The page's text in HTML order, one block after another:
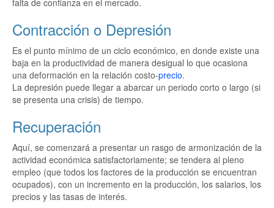
falta de confianza en el mercado.
Contracción o Depresión
Es el punto mínimo de un ciclo económico, en donde existe una
baja en la productividad de manera desigual lo que ocasiona
una deformación en la relación costo-precio.
La depresión puede llegar a abarcar un periodo corto o largo (si
se presenta una crisis) de tiempo.
Recuperación
Aquí, se comenzará a presentar un rasgo de armonización de la
actividad económica satisfactoriamente; se tendera al pleno
empleo (que todos los factores de la producción se encuentran
ocupados), con un incremento en la producción, los salarios, los
precios y las tasas de interés.